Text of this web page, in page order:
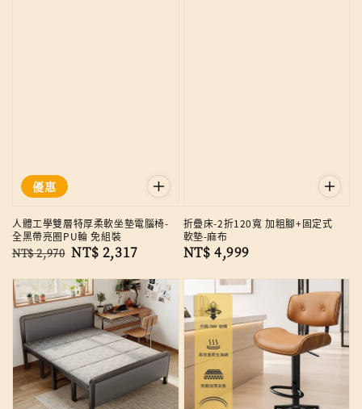
優惠
人體工學雙層特厚柔軟坐墊電腦椅-
全黑帶亮圈PU輪 免組裝
Regular
NT$ 2,970 Sale
NT$ 2,317
折疊床-2折120寬 加粗腳+固定式
軟墊-麻布
Regular
NT$ 4,999